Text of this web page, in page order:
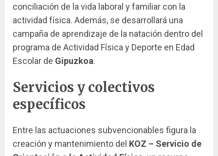
conciliación de la vida laboral y familiar con la
actividad física. Además, se desarrollará una
campaña de aprendizaje de la natación dentro del
programa de Actividad Física y Deporte en Edad
Escolar de Gipuzkoa.
Servicios y colectivos
específicos
Entre las actuaciones subvencionables figura la
creación y mantenimiento del KOZ – Servicio de